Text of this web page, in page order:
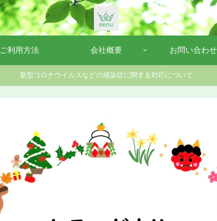
ご利用方法 会社概要 お問い合わせ
新型コロナウイルスなどの感染症に関する対応について